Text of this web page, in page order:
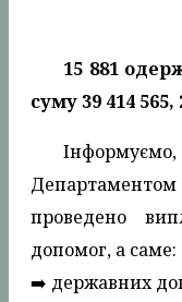
15 881
суму 39 414
проведено
допомог, а саме:
➡️ державних